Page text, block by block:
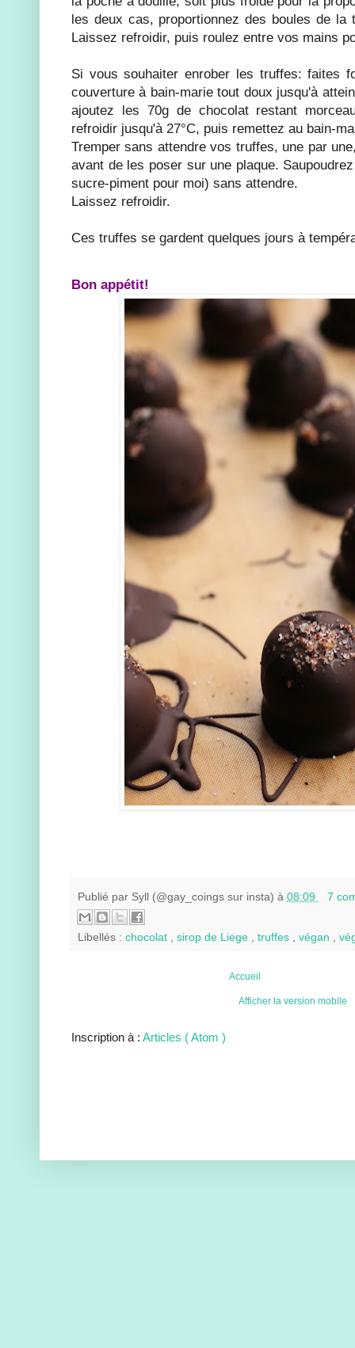
les deux cas, proportionnez des boules de la
Laissez refroidir, puis roulez entre vos mains
Si vous souhaiter enrober les truffes: faites
couverture à bain-marie tout doux jusqu'à
ajoutez les 70g de chocolat restant
refroidir jusqu'à 27°C, puis remettez au bain-
Tremper sans attendre vos truffes, une par
avant de les poser sur une plaque.
sucre-piment pour moi) sans attendre.
Laissez refroidir.
Ces truffes se gardent quelques jours à
Bon appétit!
Publié par Syll (@gay_coings sur insta) à 08:09 7
Libellés : chocolat sirop de Liege truffes végan
Accueil
Afficher la version mobile
Inscription à : Articles ( Atom )